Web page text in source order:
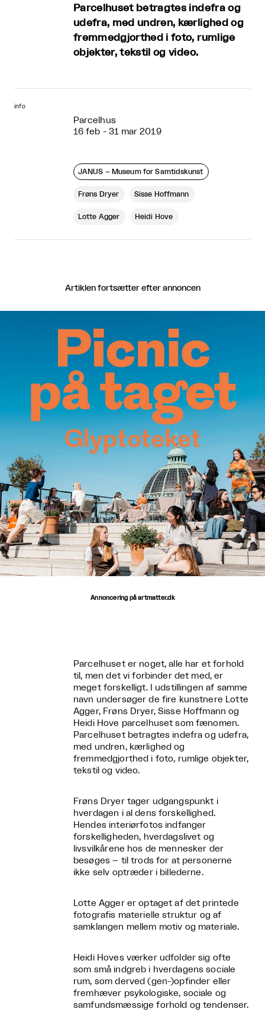
Parcelhuset betragtes indefra og
udefra, med undren, kærlighed og
fremmedgjorthed i foto, rumlige
objekter, tekstil og video.
info
Parcelhus
16 feb - 31 mar 2019
JANUS – Museum for Samtidskunst
Frøns Dryer Sisse Hoffmann
Lotte Agger Heidi Hove
Artiklen fortsætter efter annoncen
Annoncering på artmatter.dk
Parcelhuset er noget, alle har et forhold
til, men det vi forbinder det med, er
meget forskelligt. I udstillingen af samme
navn undersøger de fire kunstnere Lotte
Agger, Frøns Dryer, Sisse Hoffmann og
Heidi Hove parcelhuset som fænomen.
Parcelhuset betragtes indefra og udefra,
med undren, kærlighed og
fremmedgjorthed i foto, rumlige objekter,
tekstil og video.
Frøns Dryer tager udgangspunkt i
hverdagen i al dens forskellighed.
Hendes interiørfotos indfanger
forskelligheden, hverdagslivet og
livsvilkårene hos de mennesker der
besøges – til trods for at personerne
ikke selv optræder i billederne.
Lotte Agger er optaget af det printede
fotografis materielle struktur og af
samklangen mellem motiv og materiale.
Heidi Hoves værker udfolder sig ofte
som små indgreb i hverdagens sociale
rum, som derved (gen-)opfinder eller
fremhæver psykologiske, sociale og
samfundsmæssige forhold og tendenser.